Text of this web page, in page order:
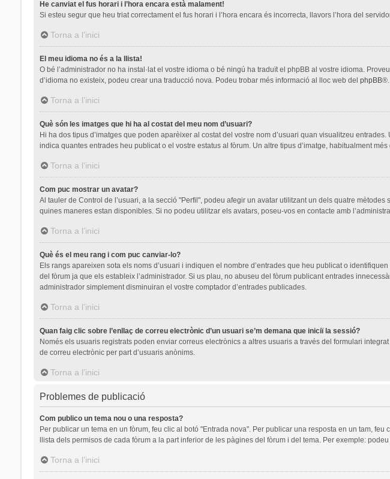
He canviat el fus horari i l’hora encara està malament!
Si esteu segur que heu triat correctament el fus horari i l’hora encara és incorrecta, llavors l’hora del
Torna a l’inici
El meu idioma no és a la llista!
O bé l’administrador no ha instal·lat el vostre idioma o bé ningú ha traduït el phpBB al vostre idioma.
d’idioma no existeix, podeu crear una traducció nova. Podeu trobar més informació al lloc web del phpBB®.
Torna a l’inici
Què són les imatges que hi ha al costat del meu nom d’usuari?
Hi ha dos tipus d’imatges que poden aparèixer al costat del vostre nom d’usuari quan visualitzeu
indica quantes entrades heu publicat o el vostre estatus al fòrum. Un altre tipus d’imatge, habitualment
Torna a l’inici
Com puc mostrar un avatar?
Al tauler de Control de l’usuari, a la secció "Perfil", podeu afegir un avatar utilitzant un dels quatre
quines maneres estan disponibles. Si no podeu utilitzar els avatars, poseu-vos en contacte amb
Torna a l’inici
Què és el meu rang i com puc canviar-lo?
Els rangs apareixen sota els noms d’usuari i indiquen el nombre d’entrades que heu publicat o
del fòrum ja que els estableix l’administrador. Si us plau, no abuseu del fòrum publicant entrades
administrador simplement disminuiran el vostre comptador d’entrades publicades.
Torna a l’inici
Quan faig clic sobre l’enllaç de correu electrònic d’un usuari se’m demana que iniciï la sessió?
Només els usuaris registrats poden enviar correus electrònics a altres usuaris a través del formulari
de correu electrònic per part d’usuaris anònims.
Torna a l’inici
Problemes de publicació
Com publico un tema nou o una resposta?
Per publicar un tema en un fòrum, feu clic al botó "Entrada nova". Per publicar una resposta en un tam,
llista dels permisos de cada fòrum a la part inferior de les pàgines del fòrum i del tema. Per exemple:
Torna a l’inici